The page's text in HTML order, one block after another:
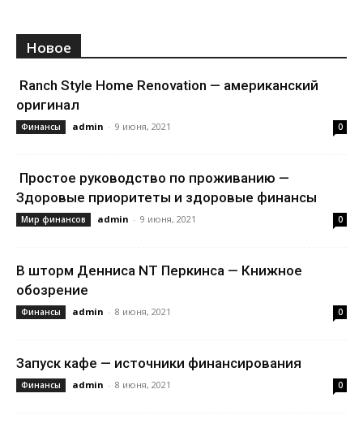
Новое
Ranch Style Home Renovation — американский
оригинал
Финансы admin - 9 июня, 2021 0
Простое руководство по проживанию —
Здоровые приоритеты и здоровые финансы
Мир финансов admin - 9 июня, 2021 0
В шторм Денниса NT Перкинса — Книжное
обозрение
Финансы admin - 8 июня, 2021 0
Запуск кафе — источники финансирования
Финансы admin - 8 июня, 2021 0